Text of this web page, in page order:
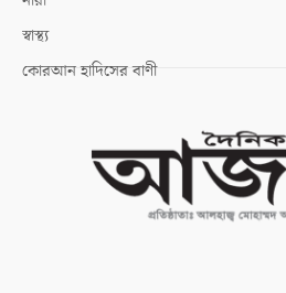
স্বাস্থ্য
কোরআন হাদিসের বাণী